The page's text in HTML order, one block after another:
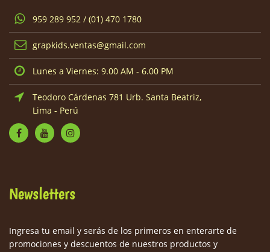
959 289 952 / (01) 470 1780
grapkids.ventas@gmail.com
Lunes a Viernes: 9.00 AM - 6.00 PM
Teodoro Cárdenas 781 Urb. Santa Beatriz,
Lima - Perú
Newsletters
Ingresa tu email y serás de los primeros en enterarte de
promociones y descuentos de nuestros productos y